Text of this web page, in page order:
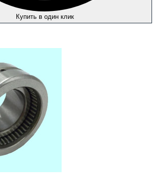
Купить в один клик